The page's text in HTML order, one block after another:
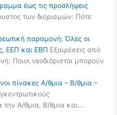
έως τις προσλήψεις
των διορισμών: Πότε
παραμονή: Όλες οι
ΕΕΠ και ΕΒΠ Εξαιρέσεις από
Ποιοι νεοδιόριστοι μπορούν
πίνακες Α/θμια – Β/θμια –
την Α/θμια, Β/θμια και…